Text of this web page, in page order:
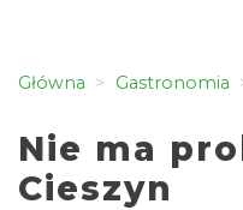
Główna Gastronomia
Nie ma
Cieszyn